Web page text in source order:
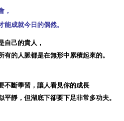
，
成就今日的偶然。
自己的貴人，
的人脈都是在無形中累積起來的。
不斷學習，讓人看見你的成長
靜，但湖底下卻要下足非常多功夫。